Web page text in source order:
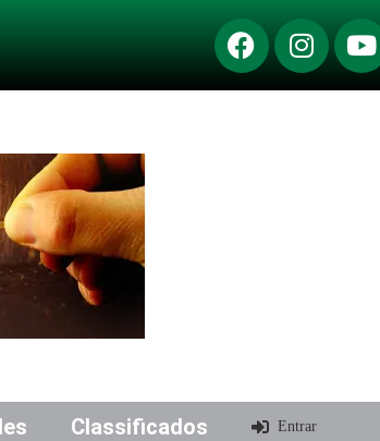
Classificados Entrar